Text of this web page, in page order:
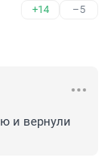
+14 –5
и вернули